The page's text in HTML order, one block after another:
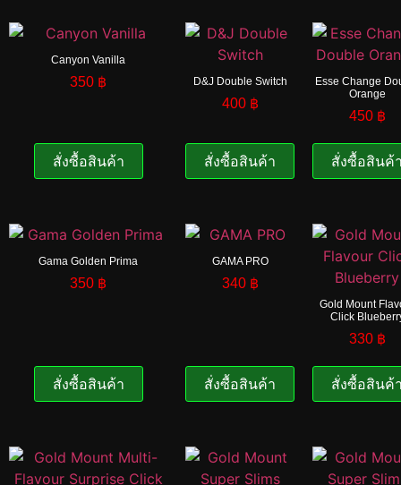
Canyon Vanilla
350 ฿
สั่งซื้อสินค้า
D&J Double Switch
400 ฿
สั่งซื้อสินค้า
Esse Change
Orange
450 ฿
สั่งซื้อสินค้
Gama Golden Prima
350 ฿
สั่งซื้อสินค้า
GAMA PRO
340 ฿
สั่งซื้อสินค้า
Gold Mount
Click
330 ฿
สั่งซื้อสินค้